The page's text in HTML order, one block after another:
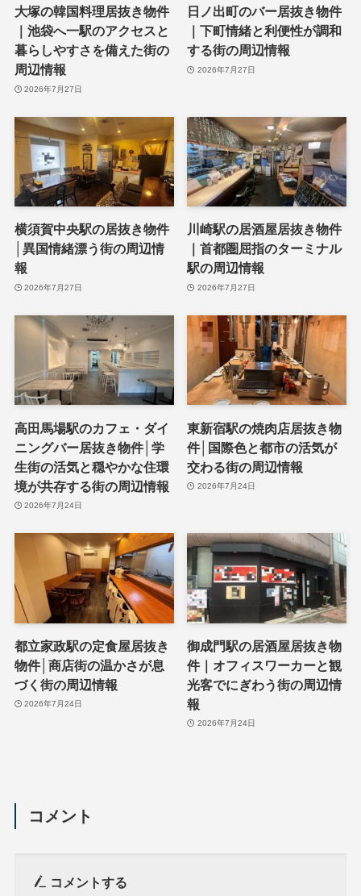
大塚の韓国料理居抜き物件
｜池袋へ一駅のアクセスと
暮らしやすさを備えた街の
周辺情報
2026年7月27日
日ノ出町のバー居抜き物件
｜下町情緒と利便性が調和
する街の周辺情報
2026年7月27日
横須賀中央駅の居抜き物件
│異国情緒漂う街の周辺情
報
2026年7月27日
川崎駅の居酒屋居抜き物件
｜首都圏屈指のターミナル
駅の周辺情報
2026年7月27日
高田馬場駅のカフェ・ダイ
ニングバー居抜き物件│学
生街の活気と穏やかな住環
境が共存する街の周辺情報
2026年7月24日
東新宿駅の焼肉店居抜き物
件│国際色と都市の活気が
交わる街の周辺情報
2026年7月24日
都立家政駅の定食屋居抜き
物件│商店街の温かさが息
づく街の周辺情報
2026年7月24日
御成門駅の居酒屋居抜き物
件｜オフィスワーカーと観
光客でにぎわう街の周辺情
報
2026年7月24日
コメント
コメントする